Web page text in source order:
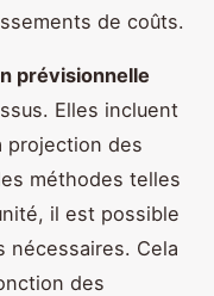
de coûts.
prévisionnelle
Elles incluent
projection des
méthodes telles
il est possible
nécessaires. Cela
des